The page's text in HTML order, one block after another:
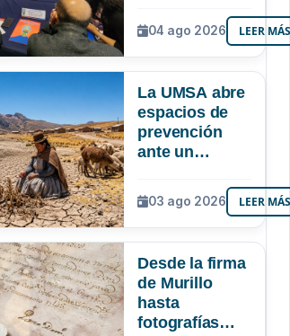
mineral que
Bolivia aún no
explora ni
04 ago 2026 LEER
La UMSA abre
espacios de
prevención
ante un
Niño que
podría superar
a los tres
Bolivia
03 ago 2026 LEER
Desde la firma
de Murillo
hasta
fotografías